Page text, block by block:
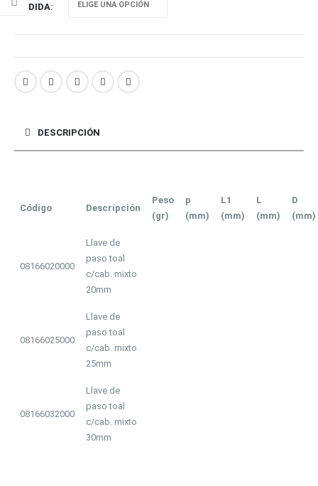
MEDIDA
DESCRIPCIÓN
Código Descripción
Peso
(gr)
p
(mm)
L1
(mm)
L
(mm)
D
(mm)
08166020000
Llave de
paso toal
c/cab. mixto
20mm
08166025000
Llave de
paso toal
c/cab. mixto
25mm
08166032000
Llave de
paso toal
c/cab. mixto
30mm